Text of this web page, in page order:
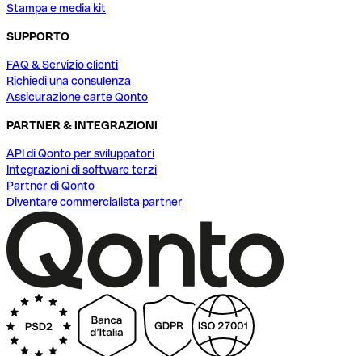
Stampa e media kit
SUPPORTO
FAQ & Servizio clienti
Richiedi una consulenza
Assicurazione carte Qonto
PARTNER & INTEGRAZIONI
API di Qonto per sviluppatori
Integrazioni di software terzi
Partner di Qonto
Diventare commercialista partner